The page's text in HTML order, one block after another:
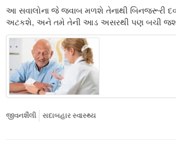
આ સવાલોના જે જવાબ મળશે તેનાથી બિનજરૂરી
અટકશે, અને તમે તેની આડ અસરથી પણ બચી
જીવનશૈલી સદાબહાર સ્વાસ્થ્ય